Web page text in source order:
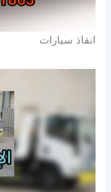
انقاذ سيارات